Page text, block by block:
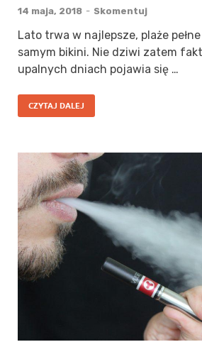
14 maja, 2018 - Skomentuj
Lato trwa w najlepsze, plaże
samym bikini. Nie dziwi zatem
upalnych dniach pojawia się …
CZYTAJ DALEJ